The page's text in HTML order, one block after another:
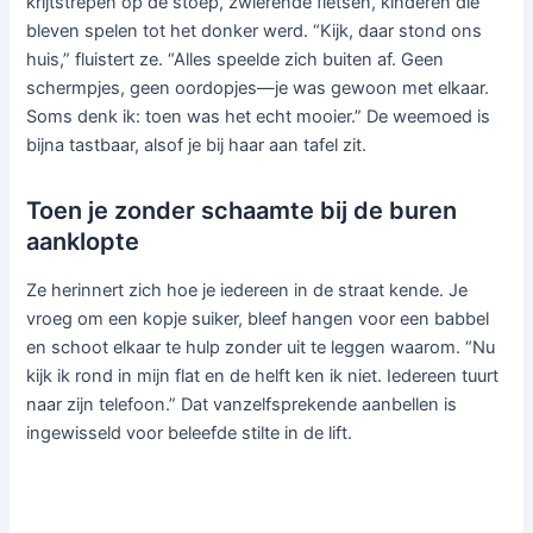
bleven spelen tot het donker werd. “Kijk, daar stond ons
huis,” fluistert ze. “Alles speelde zich buiten af. Geen
schermpjes, geen oordopjes—je was gewoon met elkaar.
Soms denk ik: toen was het echt mooier.” De weemoed is
bijna tastbaar, alsof je bij haar aan tafel zit.
Toen je zonder schaamte bij de buren
aanklopte
Ze herinnert zich hoe je iedereen in de straat kende. Je
vroeg om een kopje suiker, bleef hangen voor een babbel
en schoot elkaar te hulp zonder uit te leggen waarom. “Nu
kijk ik rond in mijn flat en de helft ken ik niet. Iedereen tuurt
naar zijn telefoon.” Dat vanzelfsprekende aanbellen is
ingewisseld voor beleefde stilte in de lift.